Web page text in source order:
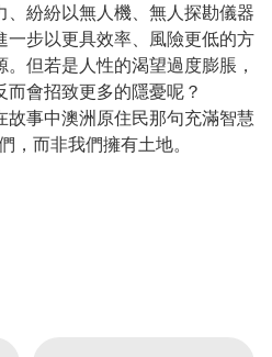
紛紛以無人機、無人探勘儀器
一步以更具效率、風險更低的方
但若是人性的渴望過度膨脹，
會招致更多的隱憂呢？
事中澳洲原住民那句充滿智慧
，而非我們擁有土地。